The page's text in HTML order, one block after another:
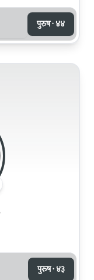
पुरुष · ४४
पुरुष · ४३